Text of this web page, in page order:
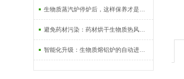
生物质蒸汽炉停炉后，这样保养才是正确的
避免药材污染：药材烘干生物质热风炉的烟气净化与间接换热技术
智能化升级：生物质熔铝炉的自动进料与温度监控功能